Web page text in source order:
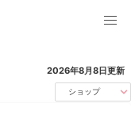
2026年8月8日更新
ショップ